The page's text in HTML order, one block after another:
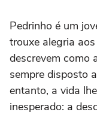
Pedrinho é um
trouxe alegria
descrevem como
sempre disposto
entanto, a vida
inesperado: a